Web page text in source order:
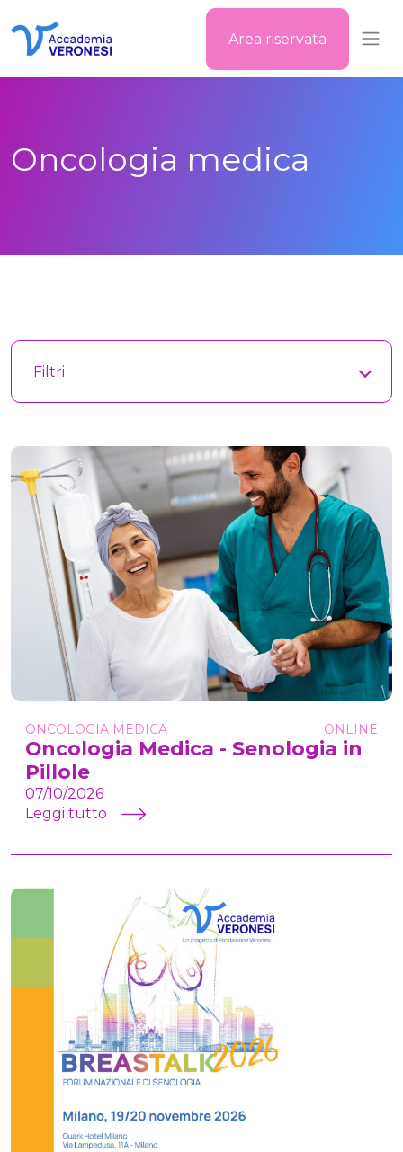
Area riservata
Oncologia medica
Filtri
ONCOLOGIA MEDICA ONLINE
Oncologia Medica - Senologia in
Pillole
07/10/2026
Leggi tutto